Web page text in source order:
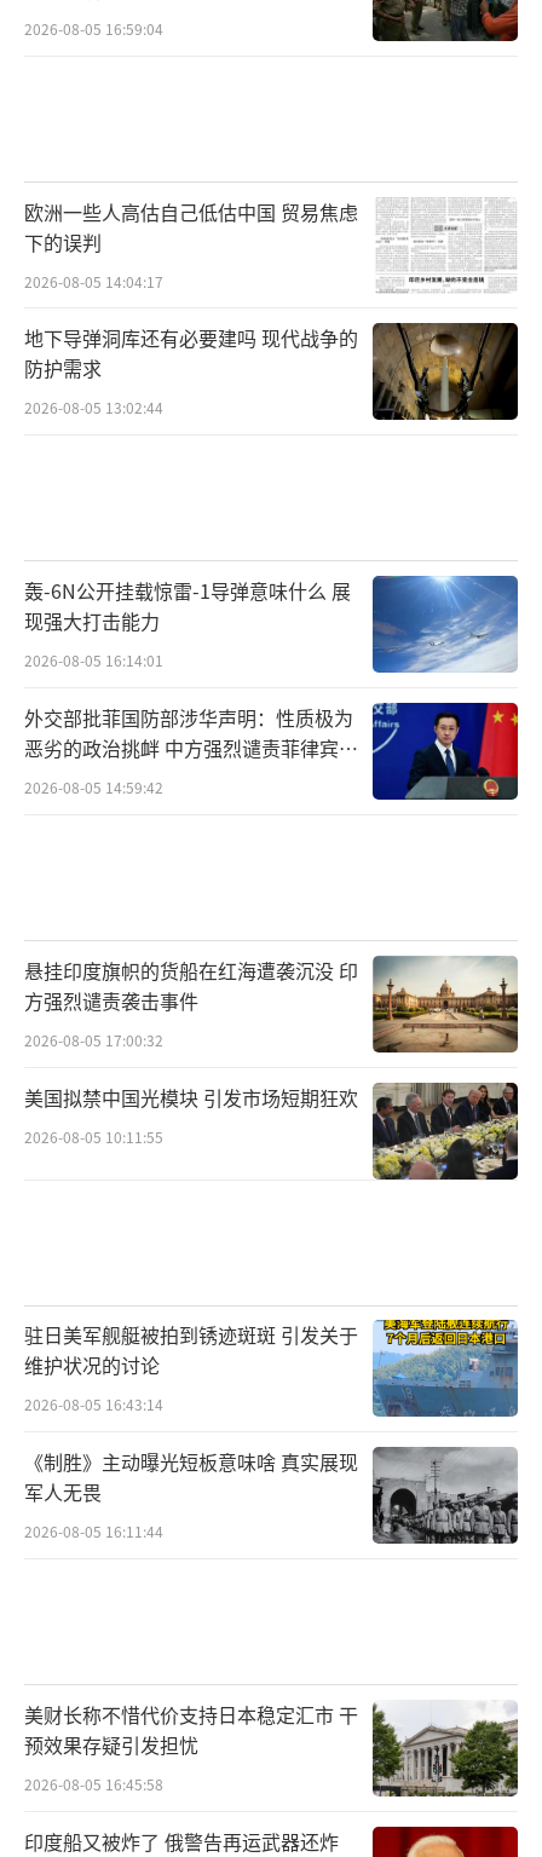
胁。如今特朗普话音刚落，法德高层开始重新
险，整个大陆的安全形势将因特朗普一句话而
陷入更深层的不确定性。
从中东到东欧，特朗普一以贯之的操作就
是“制造混乱—控制节奏—垄断谈判”。如
今，在俄乌战场上他也在复制这一套路。一边
高喊停火，一边加码制裁；一边否认打击莫斯
2026-08-05 16:59:04
欧洲一些人高估自己低估中国 贸易焦虑
下的误判
2026-08-05 14:04:17
地下导弹洞库还有必要建吗 现代战争的
防护需求
2026-08-05 13:02:44
轰-6N公开挂载惊雷-1导弹意味什么 展
现强大打击能力
2026-08-05 16:14:01
外交部批菲国防部涉华声明：性质极为
恶劣的政治挑衅 中方强烈谴责菲律宾行
为
2026-08-05 14:59:42
悬挂印度旗帜的货船在红海遭袭沉没 印
方强烈谴责袭击事件
2026-08-05 17:00:32
美国拟禁中国光模块 引发市场短期狂欢
2026-08-05 10:11:55
驻日美军舰艇被拍到锈迹斑斑 引发关于
维护状况的讨论
2026-08-05 16:43:14
《制胜》主动曝光短板意味啥 真实展现
军人无畏
2026-08-05 16:11:44
美财长称不惜代价支持日本稳定汇市 干
预效果存疑引发担忧
2026-08-05 16:45:58
印度船又被炸了 俄警告再运武器还炸